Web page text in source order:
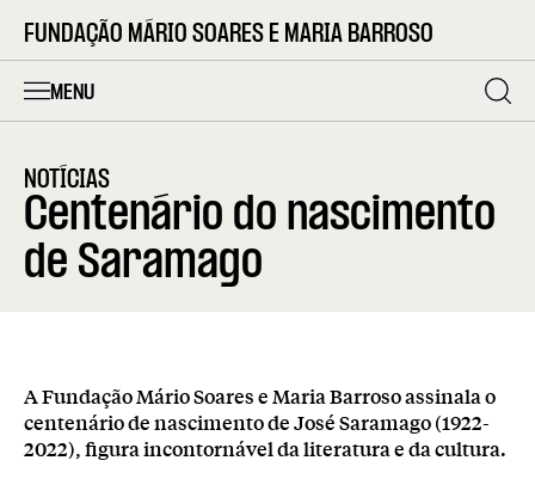
FUNDAÇÃO MÁRIO SOARES E MARIA BARROSO
MENU
NOTÍCIAS
Centenário do nascimento
de Saramago
A Fundação Mário Soares e Maria Barroso assinala o
centenário de nascimento de José Saramago (1922-
2022), figura incontornável da literatura e da cultura.